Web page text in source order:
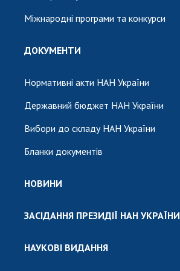
Міжнародні програми та конкурси
ДОКУМЕНТИ
Нормативні акти НАН України
Державний бюджет НАН України
Вибори до складу НАН України
Бланки документів
НОВИНИ
ЗАСІДАННЯ ПРЕЗИДІЇ НАН УКРАЇНИ
НАУКОВІ ВИДАННЯ